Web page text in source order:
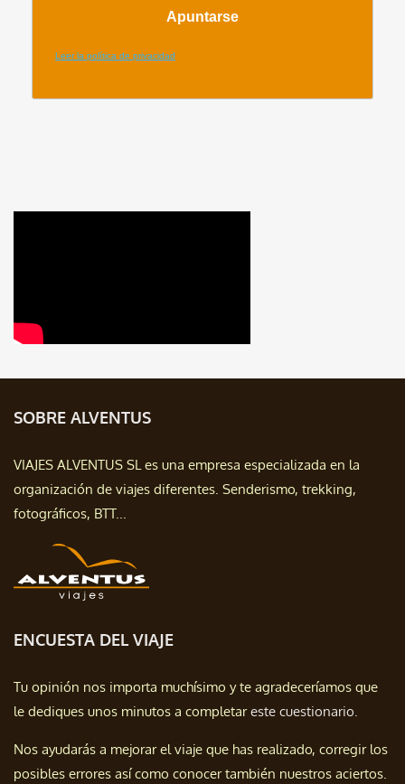
SOBRE ALVENTUS
VIAJES ALVENTUS SL es una empresa especializada en la
organización de viajes diferentes. Senderismo, trekking,
fotográficos, BTT...
ENCUESTA DEL VIAJE
Tu opinión nos importa muchísimo y te agradeceríamos que
le dediques unos minutos a completareste cuestionario.
Nos ayudarás a mejorar el viaje que has realizado, corregir los
posibles errores así como conocer también nuestros aciertos.